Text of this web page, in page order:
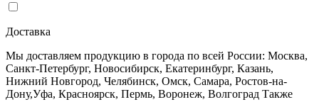
Доставка
Мы доставляем продукцию в города по всей России: Москва,
Санкт-Петербург, Новосибирск, Екатеринбург, Казань,
Нижний Новгород, Челябинск, Омск, Самара, Ростов-на-
Дону,Уфа, Красноярск, Пермь, Воронеж, Волгоград Также